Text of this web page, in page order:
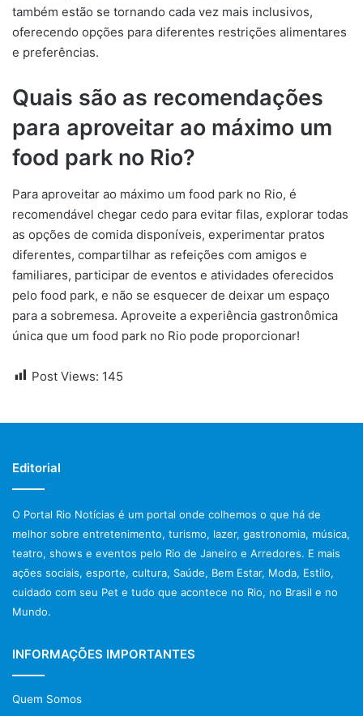
também estão se tornando cada vez mais inclusivos,
oferecendo opções para diferentes restrições alimentares
e preferências.
Quais são as recomendações
para aproveitar ao máximo um
food park no Rio?
Para aproveitar ao máximo um food park no Rio, é
recomendável chegar cedo para evitar filas, explorar todas
as opções de comida disponíveis, experimentar pratos
diferentes, compartilhar as refeições com amigos e
familiares, participar de eventos e atividades oferecidos
pelo food park, e não se esquecer de deixar um espaço
para a sobremesa. Aproveite a experiência gastronômica
única que um food park no Rio pode proporcionar!
Post Views: 145
Editorial
O Portal Rio Notícias é um portal onde colhemos o que há de
melhor sobre entretenimento, turismo, lazer, gastronomia, música,
teatro, shows e eventos pelo Rio de Janeiro e Arredores. E mais
ações sociais, esporte, cultura, Saúde, Bem Estar, Moda, Estilo,
cuidado com seu Pet e tudo que acontece no Rio, no Brasil e no
Mundo.
INFORMAÇÕES IMPORTANTES
Quem Somos